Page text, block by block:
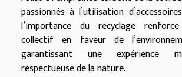
passionnés à l’utilisation
l’importance du recyclage renforce
collectif en faveur de
garantissant une expérience
respectueuse de la nature.